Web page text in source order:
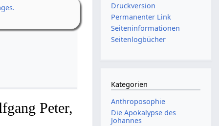
Peter,
Druckversion
Permanenter Link
Seiten­­informationen
Seitenlogbücher
Kategorien
Anthroposophie
Die Apokalypse des
Johannes